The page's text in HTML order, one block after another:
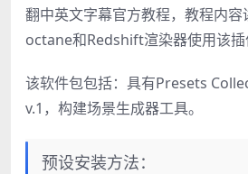
翻中英文字幕官方教程，教程内容
octane和Redshift渲染器使用该
该软件包包括：具有Presets
v.1，构建场景生成器工具。
预设安装方法：